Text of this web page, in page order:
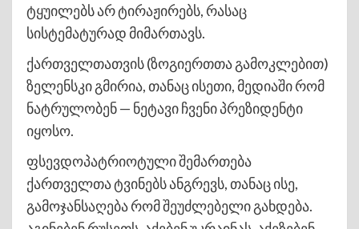
ტყუილებს არ ტირაჟირებს, რასაც
სისტემატურად მიმართავს.
ქართველთათვის (ზოგიერთთა გამოკლებით)
ზელენსკი გმირია, თანაც ისეთი, მედიაში რომ
ნატრულობენ — ნეტავი ჩვენი პრეზიდენტი
იყოსო.
ფსევდოპატრიოტული შემართება
ქართველთა ტვინებს ანგრევს, თანაც ისე,
გამოჯანსაღება რომ შეუძლებელი გახდება.